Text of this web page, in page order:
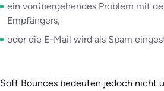
ein vorübergehendes Problem mit
Empfängers,
oder die E-Mail wird als Spam
Soft Bounces bedeuten jedoch nicht